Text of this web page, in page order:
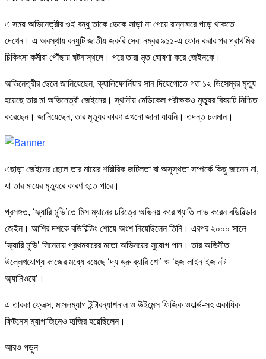
এ সময় অভিনেত্রীর ওই বন্ধু তাকে ডেকে সাড়া না পেয়ে রান্নাঘরে পড়ে থাকতে
দেখেন। এ অবস্থায় বন্ধুটি জাতীয় জরুরি সেবা নম্বর ৯১১-এ ফোন করার পর প্রাথমিক
চিকিৎসা কর্মীরা পৌঁছায় ঘটনাস্থলে। পরে তারা মৃত ঘোষণা করে জেইনকে।
অভিনেত্রীর ছেলে জানিয়েছেন, ক্যালিফোর্নিয়ার সান দিয়েগোতে গত ১২ ডিসেম্বর মৃত্যু
হয়েছে তার মা অভিনেত্রী জেইনের। স্থানীয় মেডিকেল পরীক্ষকও মৃত্যুর বিষয়টি নিশ্চিত
করেছেন। জানিয়েছেন, তার মৃত্যুর কারণ এখনো জানা যায়নি। তদন্ত চলমান।
এছাড়া জেইনের ছেলে তার মায়ের শারীরিক জটিলতা বা অসুস্থতা সম্পর্কে কিছু জানেন না,
যা তার মায়ের মৃত্যুরে কারণ হতে পারে।
প্রসঙ্গত, ‘স্ক্যারি মুভি’তে মিস ম্যানের চরিত্রে অভিনয় করে খ্যাতি লাভ করেন বডিবিল্ডার
জেইন। আশির দশকে বডিবিল্ডিং শোয়ে অংশ নিয়েছিলেন তিনি। এরপর ২০০০ সালে
‘স্ক্যারি মুভি’ সিনেমায় প্রথমবারের মতো অভিনয়ের সুযোগ পান। তার অভিনীত
উল্লেখযোগ্য কাজের মধ্যে রয়েছে ‘দ্য ড্রু ব্যারি শো’ ও ‘হুজ লাইন ইজ নট
অ্যানিওয়ে’।
এ তারকা ফ্লেক্স, মাসলম্যাগ ইন্টারন্যাশনাল ও উইমেন্স ফিজিক ওয়ার্ল্ড-সহ একাধিক
ফিটনেস ম্যাগাজিনেও হাজির হয়েছিলেন।
আরও পড়ুন